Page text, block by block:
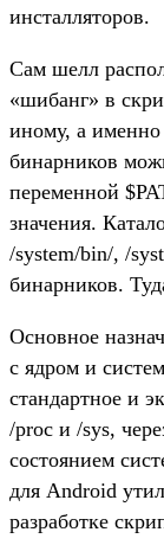
инсталляторов.
Сам шелл
«шибанг» в
иному, а
бинарников
переменной
значения.
/system/bin/, /
бинарников.
Основное
с ядром и
стандартное и
/proc и /sys,
состоянием
для Android
разработке